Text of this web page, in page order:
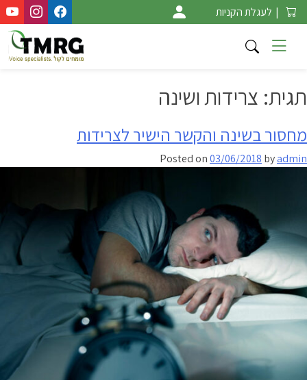
Skip
to
content
| לעגלת הקניות
תגית: צרידות ושינה
מחסור בשינה והקשר הישיר לצרידות
Posted on03/06/2018 byadmin